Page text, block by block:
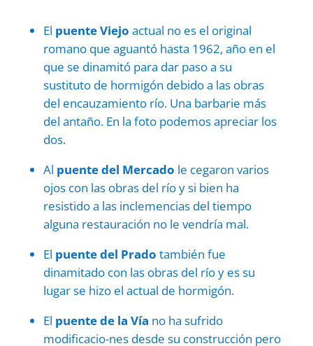
El puente Viejo actual no es el original
romano que aguantó hasta 1962, año en el
que se dinamitó para dar paso a su
sustituto de hormigón debido a las obras
del encauzamiento río. Una barbarie más
del antaño. En la foto podemos apreciar los
dos.
Al puente del Mercado le cegaron varios
ojos con las obras del río y si bien ha
resistido a las inclemencias del tiempo
alguna restauración no le vendría mal.
El puente del Prado también fue
dinamitado con las obras del río y es su
lugar se hizo el actual de hormigón.
El puente de la Vía no ha sufrido
modificacio-nes desde su construcción pero